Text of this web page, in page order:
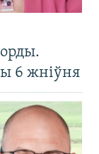
6 жніўня